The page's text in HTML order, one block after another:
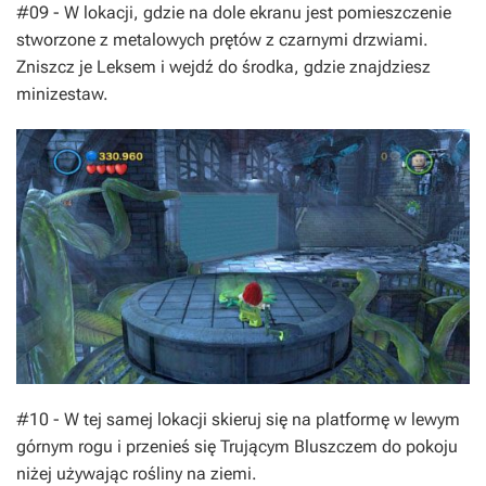
#09 - W lokacji, gdzie na dole ekranu jest pomieszczenie
stworzone z metalowych prętów z czarnymi drzwiami.
Zniszcz je Leksem i wejdź do środka, gdzie znajdziesz
minizestaw.
#10 - W tej samej lokacji skieruj się na platformę w lewym
górnym rogu i przenieś się Trującym Bluszczem do pokoju
niżej używając rośliny na ziemi.